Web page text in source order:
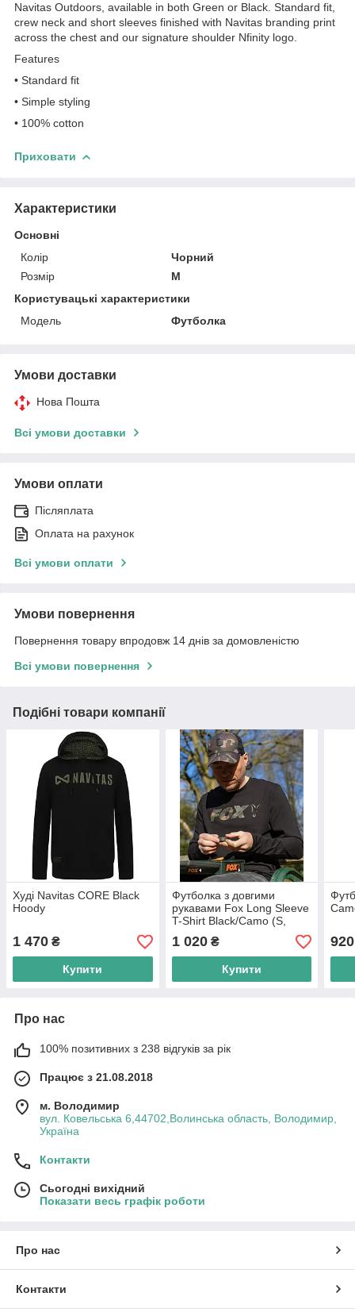
Navitas Outdoors, available in both Green or Black. Standard fit,
crew neck and short sleeves finished with Navitas branding print
across the chest and our signature shoulder Nfinity logo.
Features
• Standard fit
• Simple styling
• 100% cotton
Приховати
Характеристики
Основні
Колір
Чорний
Розмір
M
Користувацькі характеристики
Мoдель
Футболка
Умови доставки
Нова Пошта
Всі умови доставки
Умови оплати
Післяплата
Оплата на рахунок
Всі умови оплати
Умови повернення
Повернення товару впродовж 14 днів за домовленістю
Всі умови повернення
Подібні товари компанії
Худі Navitas CORE Black
Hoody
1 470 ₴
Купити
Футболка з довгими
рукавами Fox Long Sleeve
T-Shirt Black/Camo (S,
XXL)
1 020₴
Купити
920
Про нас
100% позитивних з 238 відгуків за рік
Працює з 21.08.2018
м. Володимир
вул. Ковельська 6,44702,Волинська область, Володимир,
Україна
Контакти
Сьогодні вихідний
Показати весь графік роботи
Про нас
Контакти